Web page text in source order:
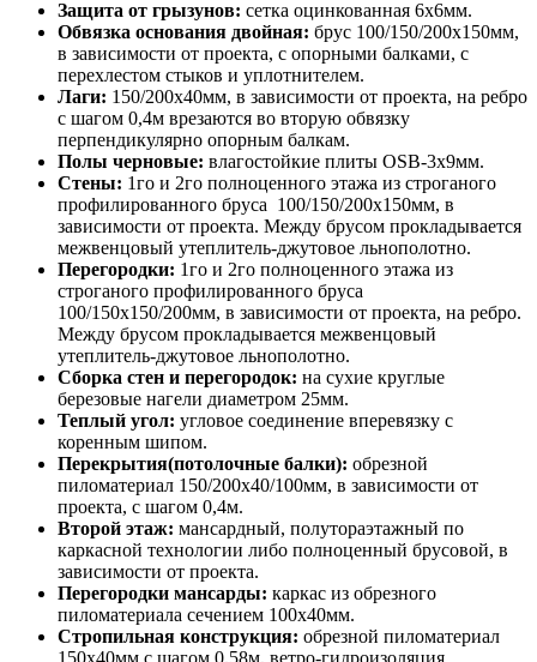
Защита от грызунов: сетка оцинкованная 6х6мм.
Обвязка основания двойная: брус 100/150/200х150мм,
в зависимости от проекта, с опорными балками, с
перехлестом стыков и уплотнителем.
Лаги: 150/200х40мм, в зависимости от проекта, на ребро
с шагом 0,4м врезаются во вторую обвязку
перпендикулярно опорным балкам.
Полы черновые: влагостойкие плиты OSB-3х9мм.
Стены: 1го и 2го полноценного этажа из строганого
профилированного бруса 100/150/200х150мм, в
зависимости от проекта. Между брусом прокладывается
межвенцовый утеплитель-джутовое льнополотно.
Перегородки: 1го и 2го полноценного этажа из
строганого профилированного бруса
100/150х150/200мм, в зависимости от проекта, на ребро.
Между брусом прокладывается межвенцовый
утеплитель-джутовое льнополотно.
Сборка стен и перегородок: на сухие круглые
березовые нагели диаметром 25мм.
Теплый угол: угловое соединение вперевязку с
коренным шипом.
Перекрытия(потолочные балки): обрезной
пиломатериал 150/200х40/100мм, в зависимости от
проекта, с шагом 0,4м.
Второй этаж: мансардный, полутораэтажный по
каркасной технологии либо полноценный брусовой, в
зависимости от проекта.
Перегородки мансарды: каркас из обрезного
пиломатериала сечением 100х40мм.
Стропильная конструкция: обрезной пиломатериал